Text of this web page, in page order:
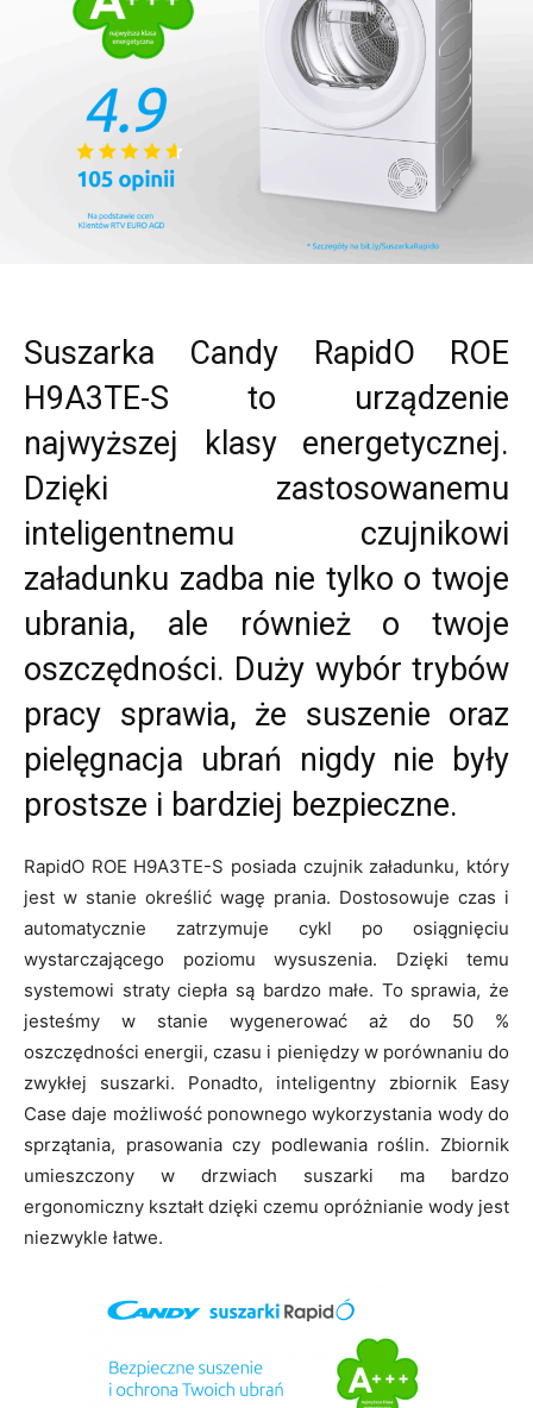
Suszarka Candy RapidO ROE
H9A3TE-S to urządzenie
najwyższej klasy energetycznej.
Dzięki zastosowanemu
inteligentnemu czujnikowi
załadunku zadba nie tylko o twoje
ubrania, ale również o twoje
oszczędności. Duży wybór trybów
pracy sprawia, że suszenie oraz
pielęgnacja ubrań nigdy nie były
prostsze i bardziej bezpieczne.
RapidO ROE H9A3TE-S posiada czujnik załadunku, który
jest w stanie określić wagę prania. Dostosowuje czas i
automatycznie zatrzymuje cykl po osiągnięciu
wystarczającego poziomu wysuszenia. Dzięki temu
systemowi straty ciepła są bardzo małe. To sprawia, że
jesteśmy w stanie wygenerować aż do 50 %
oszczędności energii, czasu i pieniędzy w porównaniu do
zwykłej suszarki. Ponadto, inteligentny zbiornik Easy
Case daje możliwość ponownego wykorzystania wody do
sprzątania, prasowania czy podlewania roślin. Zbiornik
umieszczony w drzwiach suszarki ma bardzo
ergonomiczny kształt dzięki czemu opróżnianie wody jest
niezwykle łatwe.